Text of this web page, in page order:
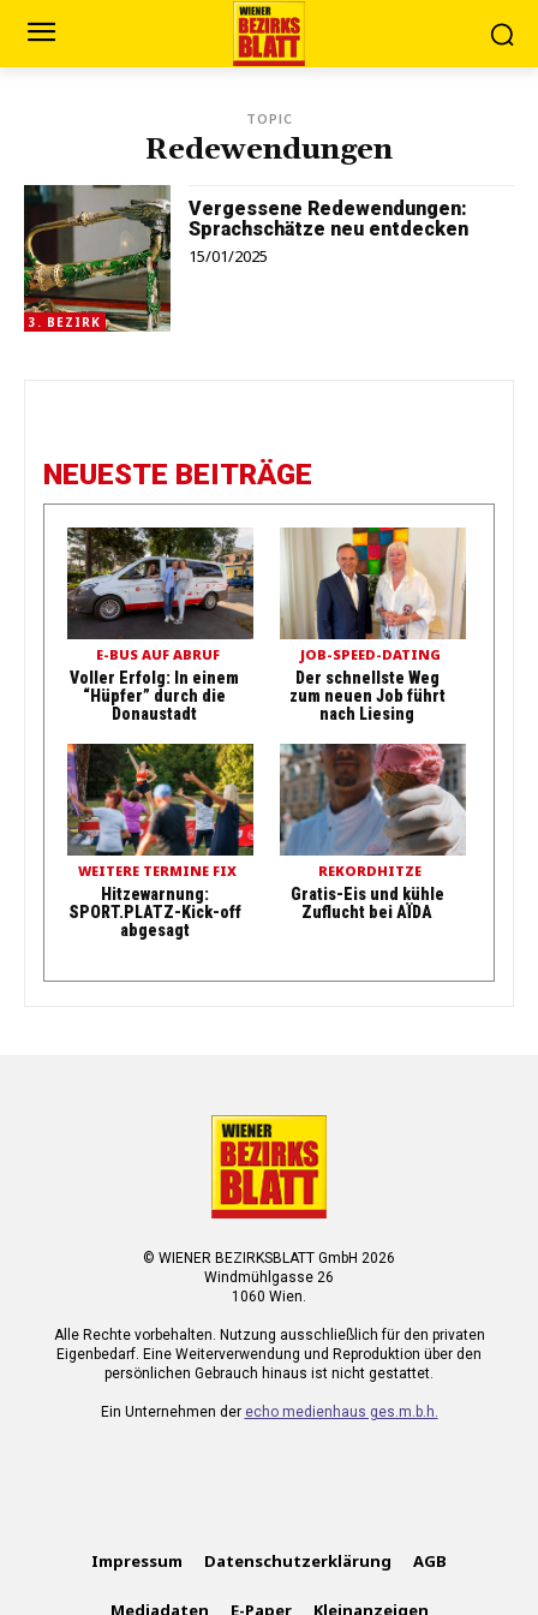
TOPIC
Redewendungen
3. BEZIRK
Vergessene Redewendungen:
Sprachschätze neu entdecken
15/01/2025
NEUESTE BEITRÄGE
E-BUS AUF ABRUF
Voller Erfolg: In einem
“Hüpfer” durch die
Donaustadt
JOB-SPEED-DATING
Der schnellste Weg
zum neuen Job führt
nach Liesing
WEITERE TERMINE FIX
Hitzewarnung:
SPORT.PLATZ-Kick-off
abgesagt
REKORDHITZE
Gratis-Eis und kühle
Zuflucht bei AÏDA
© WIENER BEZIRKSBLATT GmbH 2026
Windmühlgasse 26
1060 Wien.
Alle Rechte vorbehalten. Nutzung ausschließlich für den privaten
Eigenbedarf. Eine Weiterverwendung und Reproduktion über den
persönlichen Gebrauch hinaus ist nicht gestattet.
Ein Unternehmen der echo medienhaus ges.m.b.h.
Impressum Datenschutzerklärung AGB
Mediadaten E-Paper Kleinanzeigen